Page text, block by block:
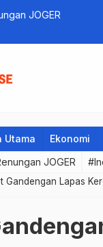
Sukseskan
Utama Ekonomi
JOGER
Gandengan Lapas